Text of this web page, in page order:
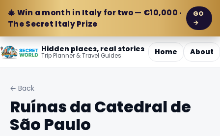
🎄 Win a month in Italy for two — €10,000 ·
The Secret Italy Prize
GO
→
Hidden places, real stories
Trip Planner & Travel Guides Home About
← Back
Ruínas da Catedral de
São Paulo